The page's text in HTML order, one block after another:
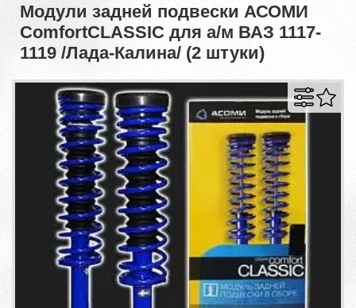
Модули задней подвески АСОМИ
ComfortCLASSIC для а/м ВАЗ 1117-
1119 /Лада-Калина/ (2 штуки)